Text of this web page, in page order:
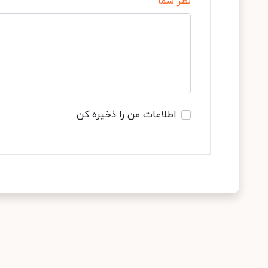
اطلاعات من را ذخیره کن